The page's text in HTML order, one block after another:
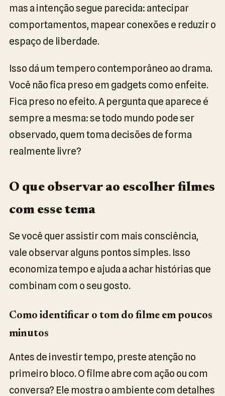
mas a intenção segue parecida: antecipar
comportamentos, mapear conexões e reduzir o
espaço de liberdade.
Isso dá um tempero contemporâneo ao drama.
Você não fica preso em gadgets como enfeite.
Fica preso no efeito. A pergunta que aparece é
sempre a mesma: se todo mundo pode ser
observado, quem toma decisões de forma
realmente livre?
O que observar ao escolher filmes
com esse tema
Se você quer assistir com mais consciência,
vale observar alguns pontos simples. Isso
economiza tempo e ajuda a achar histórias que
combinam com o seu gosto.
Como identificar o tom do filme em poucos
minutos
Antes de investir tempo, preste atenção no
primeiro bloco. O filme abre com ação ou com
conversa? Ele mostra o ambiente com detalhes